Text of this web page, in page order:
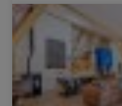
Venda Casa Les Rousses 11